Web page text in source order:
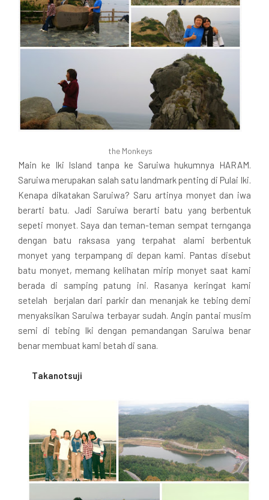
the Monkeys
Main ke Iki Island tanpa ke Saruiwa hukumnya HARAM.
Saruiwa merupakan salah satu landmark penting di Pulai Iki.
Kenapa dikatakan Saruiwa? Saru artinya monyet dan iwa
berarti batu. Jadi Saruiwa berarti batu yang berbentuk
sepeti monyet. Saya dan teman-teman sempat ternganga
dengan batu raksasa yang terpahat alami berbentuk
monyet yang terpampang di depan kami. Pantas disebut
batu monyet, memang kelihatan mirip monyet saat kami
berada di samping patung ini. Rasanya keringat kami
setelah berjalan dari parkir dan menanjak ke tebing demi
menyaksikan Saruiwa terbayar sudah. Angin pantai musim
semi di tebing Iki dengan pemandangan Saruiwa benar
benar membuat kami betah di sana.
Takanotsuji